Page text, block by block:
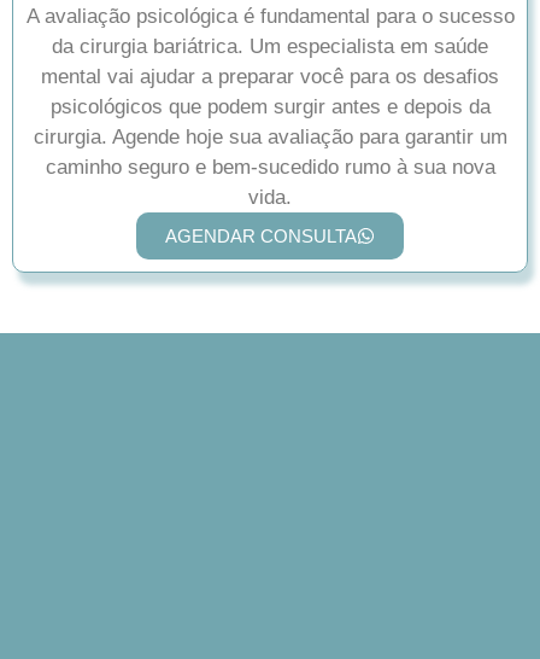
A avaliação psicológica é fundamental para o sucesso
da cirurgia bariátrica. Um especialista em saúde
mental vai ajudar a preparar você para os desafios
psicológicos que podem surgir antes e depois da
cirurgia. Agende hoje sua avaliação para garantir um
caminho seguro e bem-sucedido rumo à sua nova
vida.
AGENDAR CONSULTA